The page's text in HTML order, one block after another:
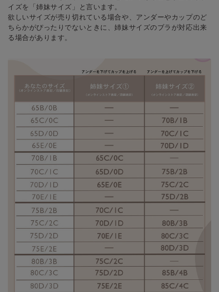
イズを「姉妹サイズ」と言います。
欲しいサイズが売り切れている場合や、アンダーやカップのど
ちらかがぴったりでないときに、姉妹サイズのブラが対応出来
る場合があります。